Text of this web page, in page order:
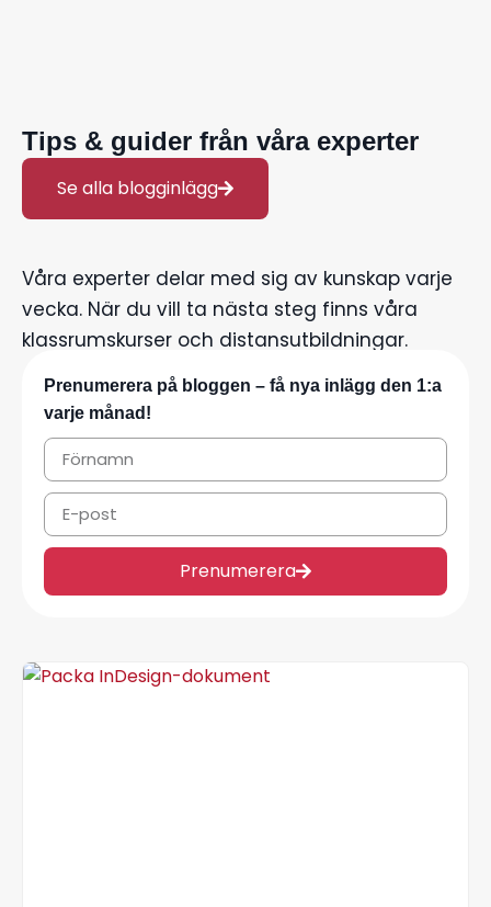
Tips & guider från våra experter
Se alla blogginlägg
Våra experter delar med sig av kunskap varje
vecka. När du vill ta nästa steg finns våra
klassrumskurser och distansutbildningar.
Prenumerera på bloggen – få nya inlägg den 1:a
varje månad!
Prenumerera